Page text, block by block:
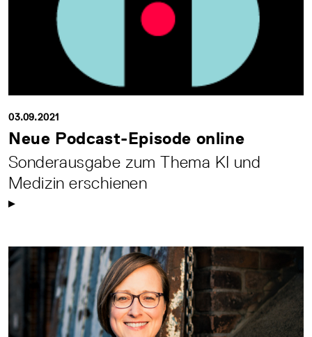
03.09.2021
Neue Podcast-Episode online
Sonderausgabe zum Thema KI und
Medizin erschienen